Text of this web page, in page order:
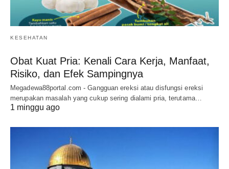
KESEHATAN
Obat Kuat Pria: Kenali Cara Kerja, Manfaat,
Risiko, dan Efek Sampingnya
Megadewa88portal.com - Gangguan ereksi atau disfungsi ereksi
merupakan masalah yang cukup sering dialami pria, terutama…
1 minggu ago